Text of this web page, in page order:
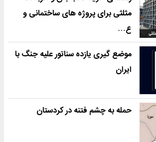
مثلثی برای پروژه های ساختمانی و
ع…
موضع گیری یازده سناتور علیه جنگ با
ایران
حمله به چشم فتنه در کردستان